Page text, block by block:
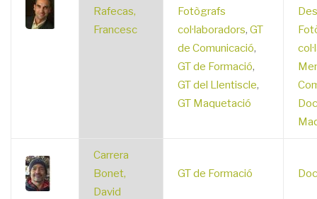
Rafecas,
Francesc
Fotògrafs
col·laboradors, GT
de Comunicació,
GT de Formació,
GT del Llentiscle,
GT Maquetació
Carrera
Bonet,
David
GT de Formació